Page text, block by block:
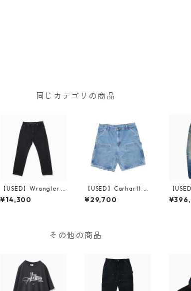
同じカテゴリの商品
【USED】Wrangler B
lack Denim Pants 96
501CB 実寸 W33 L31
¥14,300
【USED】Carhartt D
ouble Knee Denim S
horts 実寸W35 Made
¥29,700
【
501xx
W30
その他の商品